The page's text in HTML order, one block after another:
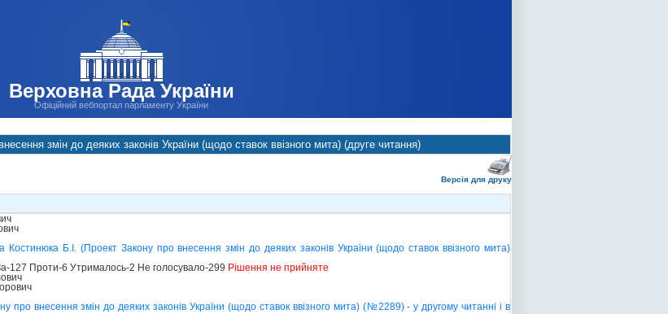
Верховна Рада України
Офіційний вебпортал парламенту України
змін до деяких законів України (щодо ставок ввізного мита) (друге читання)
Версія для друку
Б.І. (Проект Закону про внесення змін до деяких законів України (щодо ставок ввізного мита)
127 Проти-6 Утрималось-2 Не голосувало-299 Рішення не прийняте
про внесення змін до деяких законів України (щодо ставок ввізного мита) (№2289) - у другому читанні і в